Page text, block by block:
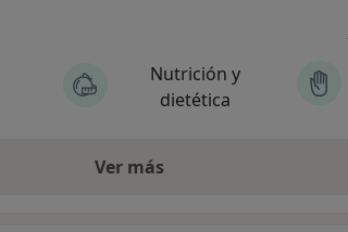
Nutrición y
dietética
Ver más